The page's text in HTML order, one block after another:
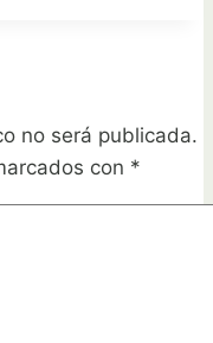
no será publicada.
con *